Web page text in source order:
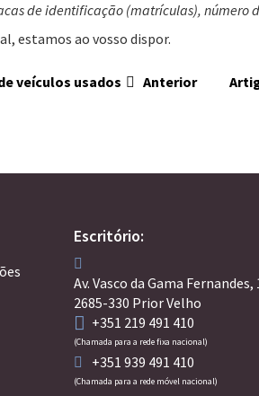
de identificação (matrículas), número
estamos ao vosso dispor.
veículos usados Anterior
Escritório:
Av. Vasco da Gama Fernandes,
2685-330 Prior Velho
+351 219 491 410
(Chamada para a rede fixa nacional)
+351 939 491 410
(Chamada para a rede móvel nacional)